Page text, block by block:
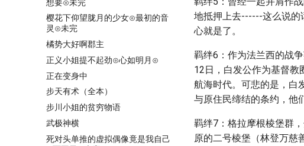
想要⊙未完
樱花下仰望胧月的少女⊙最初的音
灵⊙未完
橘势大好啊郡主
正义小姐提不起劲⊙心如明月⊙
正在变身中
步天有术（全本）
步川小姐的贫穷物语
武极神横
死对头单推的虚拟偶像竟是我自己
地抵押上去------这么说的
心就是了。
羁绊6：作为法兰西的战
12日，白发公作为基督教
航海时代。可悲的是，白
与原住民缔结的条约，他
羁绊7：格拉摩根棱堡群
原的二号棱堡（林登万慈